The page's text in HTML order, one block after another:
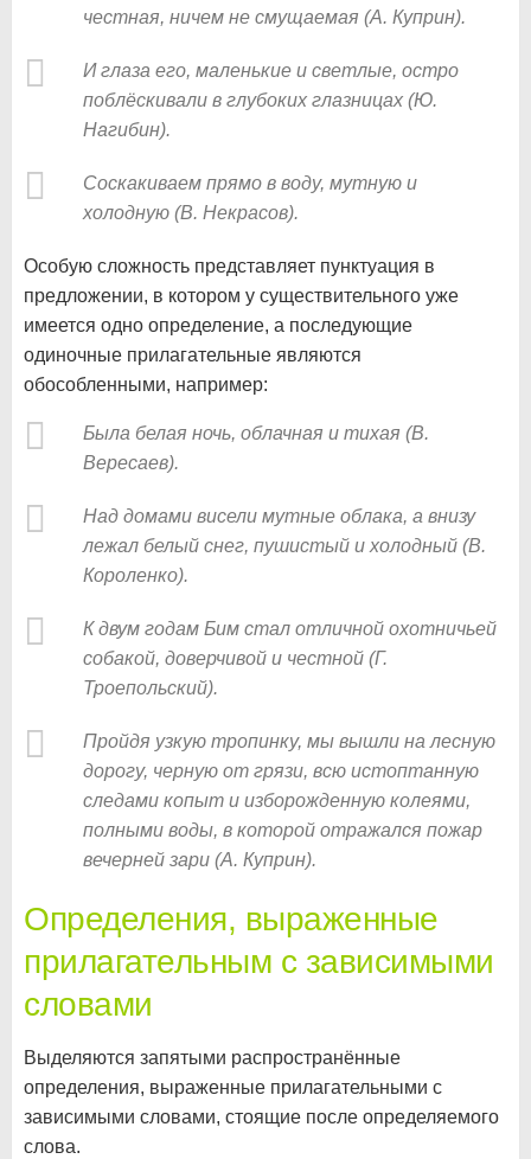
честная, ничем не смущаемая (А. Куприн).
И глаза его, маленькие и светлые, остро
поблёскивали в глубоких глазницах (Ю.
Нагибин).
Соскакиваем прямо в воду, мутную и
холодную (В. Некрасов).
Особую сложность представляет пунктуация в
предложении, в котором у существительного уже
имеется одно определение, а последующие
одиночные прилагательные являются
обособленными, например:
Была белая ночь, облачная и тихая (В.
Вересаев).
Над домами висели мутные облака, а внизу
лежал белый снег, пушистый и холодный (В.
Короленко).
К двум годам Бим стал отличной охотничьей
собакой, доверчивой и честной (Г.
Троепольский).
Пройдя узкую тропинку, мы вышли на лесную
дорогу, черную от грязи, всю истоптанную
следами копыт и изборожденную колеями,
полными воды, в которой отражался пожар
вечерней зари (А. Куприн).
Определения, выраженные
прилагательным с зависимыми
словами
Выделяются запятыми распространённые
определения, выраженные прилагательными с
зависимыми словами, стоящие после определяемого
слова.